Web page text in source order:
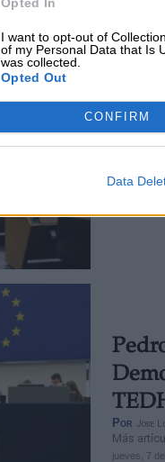
I want to opt-out of
of my Personal Data that Is
was collected.
Opted Out
CONFIRM
Data
El
Más
Por Jose
Más
jueves, 7